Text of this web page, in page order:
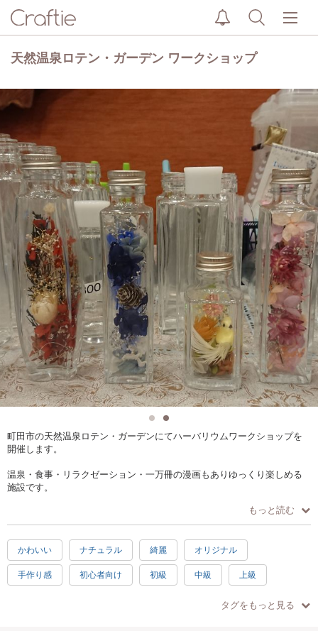
天然温泉ロテン・ガーデン ワークショップ
町田市の天然温泉ロテン・ガーデンにてハーバリウムワークショップを
開催します。
温泉・食事・リラクゼーション・一万冊の漫画もありゆっくり楽しめる
施設です。
天然温泉ロテン・ガーデンは温泉施設でありますので、別途入館料が発
生致します。(料金は下記に記載あり。)
ハーバリウム体験はブースでのお支払となりますので、お間違えのない
ようにお願い致します。
もっと読む
かわいい ナチュラル 綺麗 オリジナル
手作り感 初心者向け 初級 中級 上級
感激
タグをもっと見る